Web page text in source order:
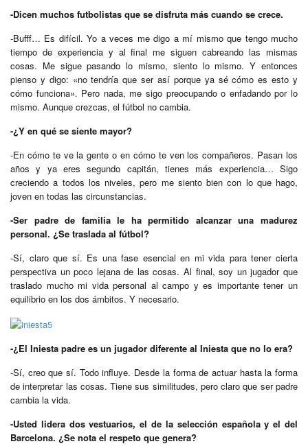
-Dicen muchos futbolistas que se disfruta más cuando se crece.
-Bufff… Es difícil. Yo a veces me digo a mí mismo que tengo mucho
tiempo de experiencia y al final me siguen cabreando las mismas
cosas. Me sigue pasando lo mismo, siento lo mismo. Y entonces
pienso y digo: «no tendría que ser así porque ya sé cómo es esto y
cómo funciona». Pero nada, me sigo preocupando o enfadando por lo
mismo. Aunque crezcas, el fútbol no cambia.
-¿Y en qué se siente mayor?
-En cómo te ve la gente o en cómo te ven los compañeros. Pasan los
años y ya eres segundo capitán, tienes más experiencia… Sigo
creciendo a todos los niveles, pero me siento bien con lo que hago,
joven en todas las circunstancias.
-Ser padre de familia le ha permitido alcanzar una madurez
personal. ¿Se traslada al fútbol?
-Sí, claro que sí. Es una fase esencial en mi vida para tener cierta
perspectiva un poco lejana de las cosas. Al final, soy un jugador que
traslado mucho mi vida personal al campo y es importante tener un
equilibrio en los dos ámbitos. Y necesario.
-¿El Iniesta padre es un jugador diferente al Iniesta que no lo era?
-Sí, creo que sí. Todo influye. Desde la forma de actuar hasta la forma
de interpretar las cosas. Tiene sus similitudes, pero claro que ser padre
cambia la vida.
-Usted lidera dos vestuarios, el de la selección española y el del
Barcelona. ¿Se nota el respeto que genera?